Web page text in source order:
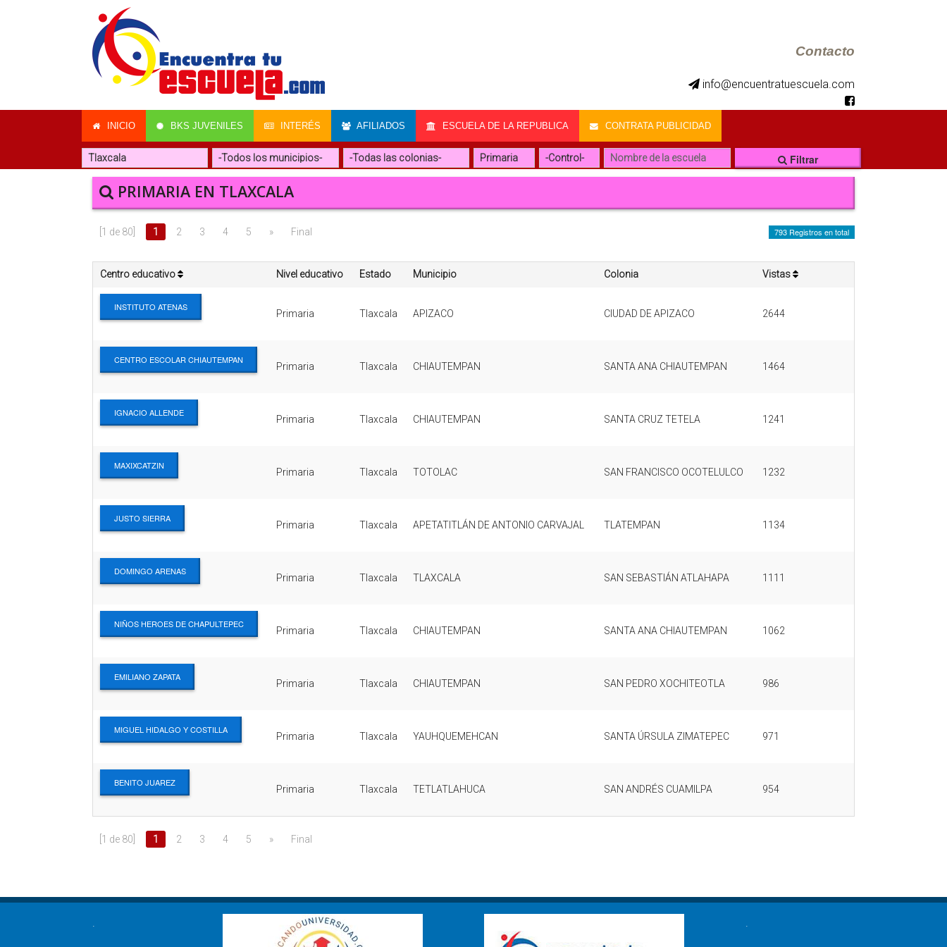
Contacto
info@encuentratuescuela.com
INICIO BKS JUVENILES INTERÉS AFILIADOS ESCUELA DE LA REPUBLICA CONTRATA PUBLICIDAD
Filtrar
PRIMARIA EN TLAXCALA
[1 de 80] 1 2 3 4 5 » Final 793 Registros en total
Centro educativo Nivel educativo Estado Municipio Colonia Vistas
INSTITUTO ATENAS
Primaria Tlaxcala APIZACO CIUDAD DE APIZACO 2644
CENTRO ESCOLAR CHIAUTEMPAN
Primaria Tlaxcala CHIAUTEMPAN SANTA ANA CHIAUTEMPAN 1464
IGNACIO ALLENDE
Primaria Tlaxcala CHIAUTEMPAN SANTA CRUZ TETELA 1241
MAXIXCATZIN
Primaria Tlaxcala TOTOLAC SAN FRANCISCO OCOTELULCO 1232
JUSTO SIERRA
Primaria Tlaxcala APETATITLÁN DE ANTONIO CARVAJAL TLATEMPAN 1134
DOMINGO ARENAS
Primaria Tlaxcala TLAXCALA SAN SEBASTIÁN ATLAHAPA 1111
NIÑOS HEROES DE CHAPULTEPEC
Primaria Tlaxcala CHIAUTEMPAN SANTA ANA CHIAUTEMPAN 1062
EMILIANO ZAPATA
Primaria Tlaxcala CHIAUTEMPAN SAN PEDRO XOCHITEOTLA 986
MIGUEL HIDALGO Y COSTILLA
Primaria Tlaxcala YAUHQUEMEHCAN SANTA ÚRSULA ZIMATEPEC 971
BENITO JUAREZ
Primaria Tlaxcala TETLATLAHUCA SAN ANDRÉS CUAMILPA 954
[1 de 80] 1 2 3 4 5 » Final
. .